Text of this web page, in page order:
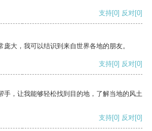
支持[0] 反对[0]
庞大，我可以结识到来自世界各地的朋友。
支持[0] 反对[0]
手，让我能够轻松找到目的地，了解当地的风土
支持[0] 反对[0]